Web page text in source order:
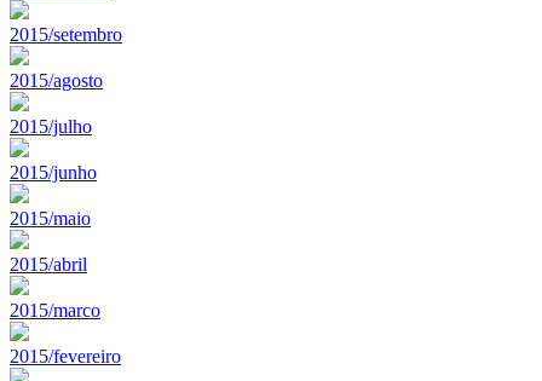
2015/setembro
2015/agosto
2015/julho
2015/junho
2015/maio
2015/abril
2015/marco
2015/fevereiro